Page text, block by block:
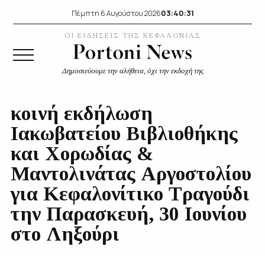
Πέμπτη 6 Αυγούστου 202603:40:32
ΟΙ ΕΙΔΗΣΕΙΣ ΤΗΣ ΚΕΦΑΛΟΝΙΑΣ
Δημοσιεύουμε την αλήθεια, όχι την εκδοχή της
κοινή εκδήλωση
Ιακωβατείου Βιβλιοθήκης
και Χορωδίας &
Μαντολινάτας Αργοστολίου
για Κεφαλονίτικο Τραγούδι
την Παρασκευή, 30 Ιουνίου
στο Ληξούρι